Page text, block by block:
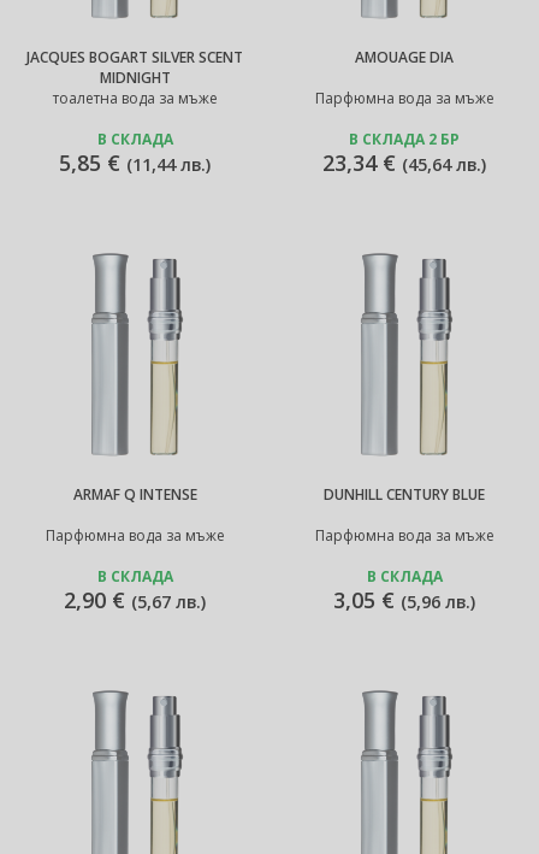
JACQUES BOGART SILVER SCENT
MIDNIGHT
тоалетна вода за мъже
В СКЛАДА
5,85 € (11,44 лв.)
AMOUAGE DIA
Парфюмна вода за мъже
В СКЛАДА 2 БР
23,34 € (45,64 лв.)
ARMAF Q INTENSE
Парфюмна вода за мъже
В СКЛАДА
2,90 € (5,67 лв.)
DUNHILL CENTURY BLUE
Парфюмна вода за мъже
В СКЛАДА
3,05 € (5,96 лв.)